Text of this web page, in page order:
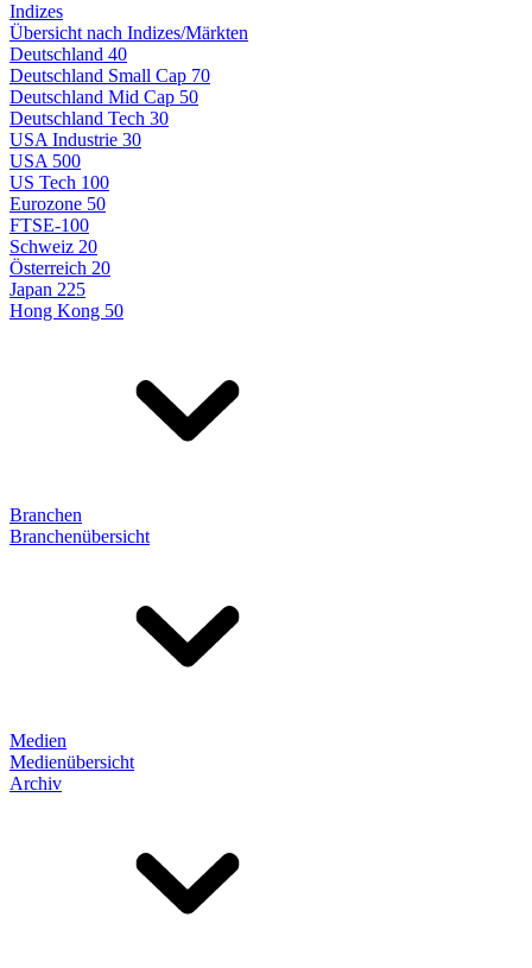
Indizes
Übersicht nach Indizes/Märkten
Deutschland 40
Deutschland Small Cap 70
Deutschland Mid Cap 50
Deutschland Tech 30
USA Industrie 30
USA 500
US Tech 100
Eurozone 50
FTSE-100
Schweiz 20
Österreich 20
Japan 225
Hong Kong 50
Branchen
Branchenübersicht
Medien
Medienübersicht
Archiv